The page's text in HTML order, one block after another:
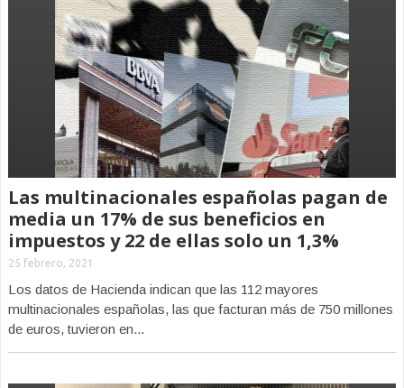
Las multinacionales españolas pagan de
media un 17% de sus beneficios en
impuestos y 22 de ellas solo un 1,3%
25 febrero, 2021
Los datos de Hacienda indican que las 112 mayores
multinacionales españolas, las que facturan más de 750 millones
de euros, tuvieron en...